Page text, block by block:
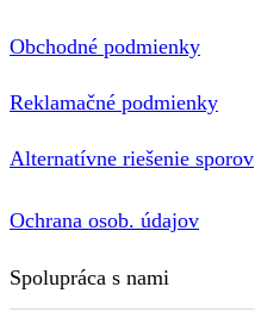
Obchodné podmienky
Reklamačné podmienky
Alternatívne riešenie sporov
Ochrana osob. údajov
Spolupráca s nami